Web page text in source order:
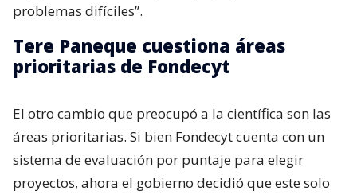
problemas difíciles”.
Tere Paneque cuestiona áreas
prioritarias de Fondecyt
El otro cambio que preocupó a la científica son las
áreas prioritarias. Si bien Fondecyt cuenta con un
sistema de evaluación por puntaje para elegir
proyectos, ahora el gobierno decidió que este solo